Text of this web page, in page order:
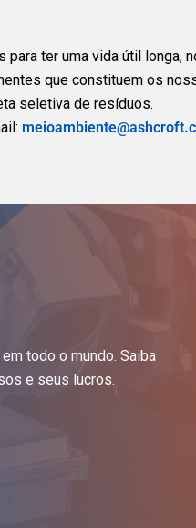
ter uma vida útil longa,
que constituem os
seletiva de resíduos.
todo o mundo. Saiba
e seus lucros.